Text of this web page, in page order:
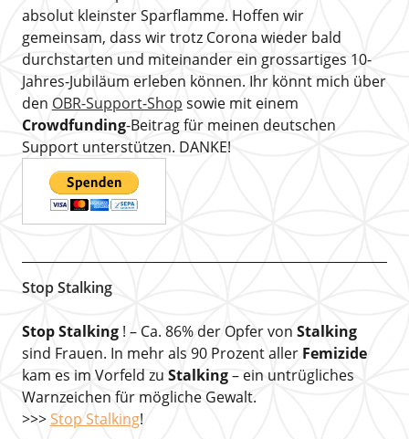
absolut kleinster Sparflamme. Hoffen wir
gemeinsam, dass wir trotz Corona wieder bald
durchstarten und miteinander ein grossartiges 10-
Jahres-Jubiläum erleben können. Ihr könnt mich über
den OBR-Support-Shop sowie mit einem
Crowdfunding-Beitrag für meinen deutschen
Support unterstützen. DANKE!
Stop Stalking
Stop Stalking! – Ca. 86% der Opfer von Stalking
sind Frauen. In mehr als 90 Prozent aller Femizide
kam es im Vorfeld zu Stalking– ein untrügliches
Warnzeichen für mögliche Gewalt.
>>> Stop Stalking!